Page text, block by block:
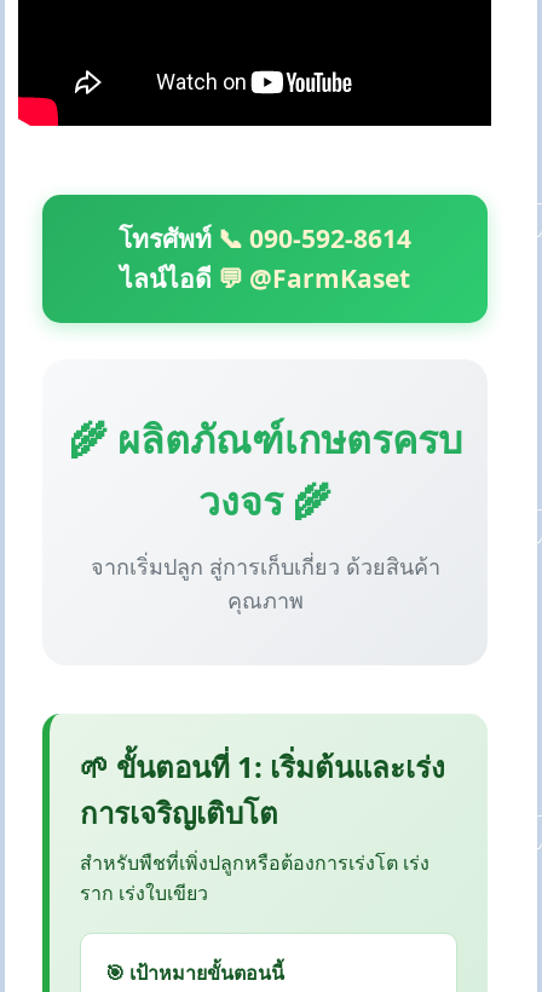
โทรศัพท์ 📞 090-592-8614
ไลน์ไอดี 💬 @FarmKaset
🌾 ผลิตภัณฑ์เกษตรครบ
วงจร 🌾
จากเริ่มปลูก สู่การเก็บเกี่ยว ด้วยสินค้า
คุณภาพ
🌱 ขั้นตอนที่ 1: เริ่มต้นและเร่ง
การเจริญเติบโต
สำหรับพืชที่เพิ่งปลูกหรือต้องการเร่งโต เร่ง
ราก เร่งใบเขียว
🎯 เป้าหมายขั้นตอนนี้